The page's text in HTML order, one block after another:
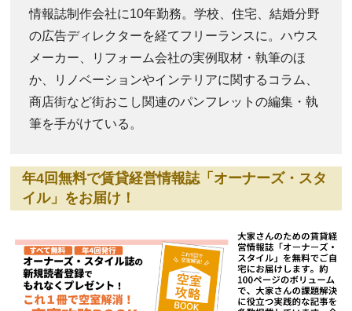
情報誌制作会社に10年勤務。学校、住宅、結婚分野
の広告ディレクターを経てフリーランスに。ハウス
メーカー、リフォーム会社の実例取材・執筆のほ
か、リノベーションやインテリアに関するコラム、
商店街など街おこし関連のパンフレットの編集・執
筆を手がけている。
年4回無料で賃貸経営情報誌「オーナーズ・スタ
イル」をお届け！